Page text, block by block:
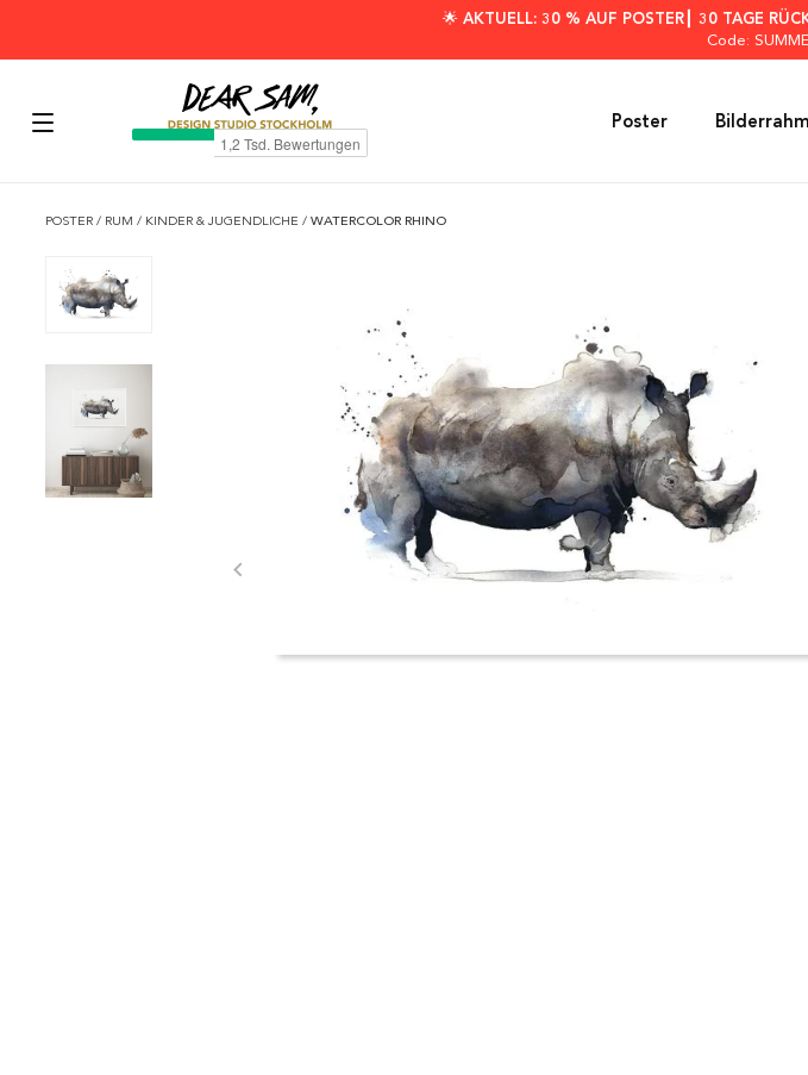
🌟 AKTUELL: 30 % AUF POSTER┃ 30 TAGE
Code:
Poster
POSTER / RUM / KINDER & JUGENDLICHE / WATERCOLOR RHINO